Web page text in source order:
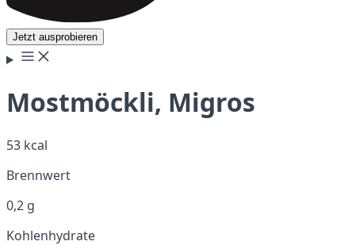
Jetzt ausprobieren
Mostmöckli, Migros
53 kcal
Brennwert
0,2 g
Kohlenhydrate